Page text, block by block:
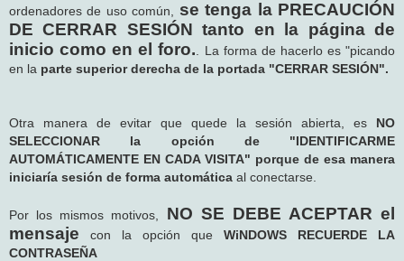
ordenadores de uso común, se tenga la PRECAUCIÓN
DE CERRAR SESIÓN tanto en la página de
inicio como en el foro. . La forma de hacerlo es "picando
en la parte superior derecha de la portada "CERRAR SESIÓN".
Otra manera de evitar que quede la sesión abierta, es NO
SELECCIONAR la opción de "IDENTIFICARME
AUTOMÁTICAMENTE EN CADA VISITA" porque de esa manera
iniciaría sesión de forma automática al conectarse.
Por los mismos motivos, NO SE DEBE ACEPTAR el
mensaje con la opción que WiNDOWS RECUERDE LA
CONTRASEÑA